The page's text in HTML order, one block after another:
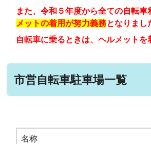
また、令和５年度から全ての自転車
メットの着用が努力義務となりまし
自転車に乗るときは、ヘルメットを
市営自転車駐車場一覧
名称